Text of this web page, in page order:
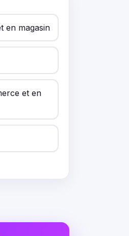
en magasin
et en